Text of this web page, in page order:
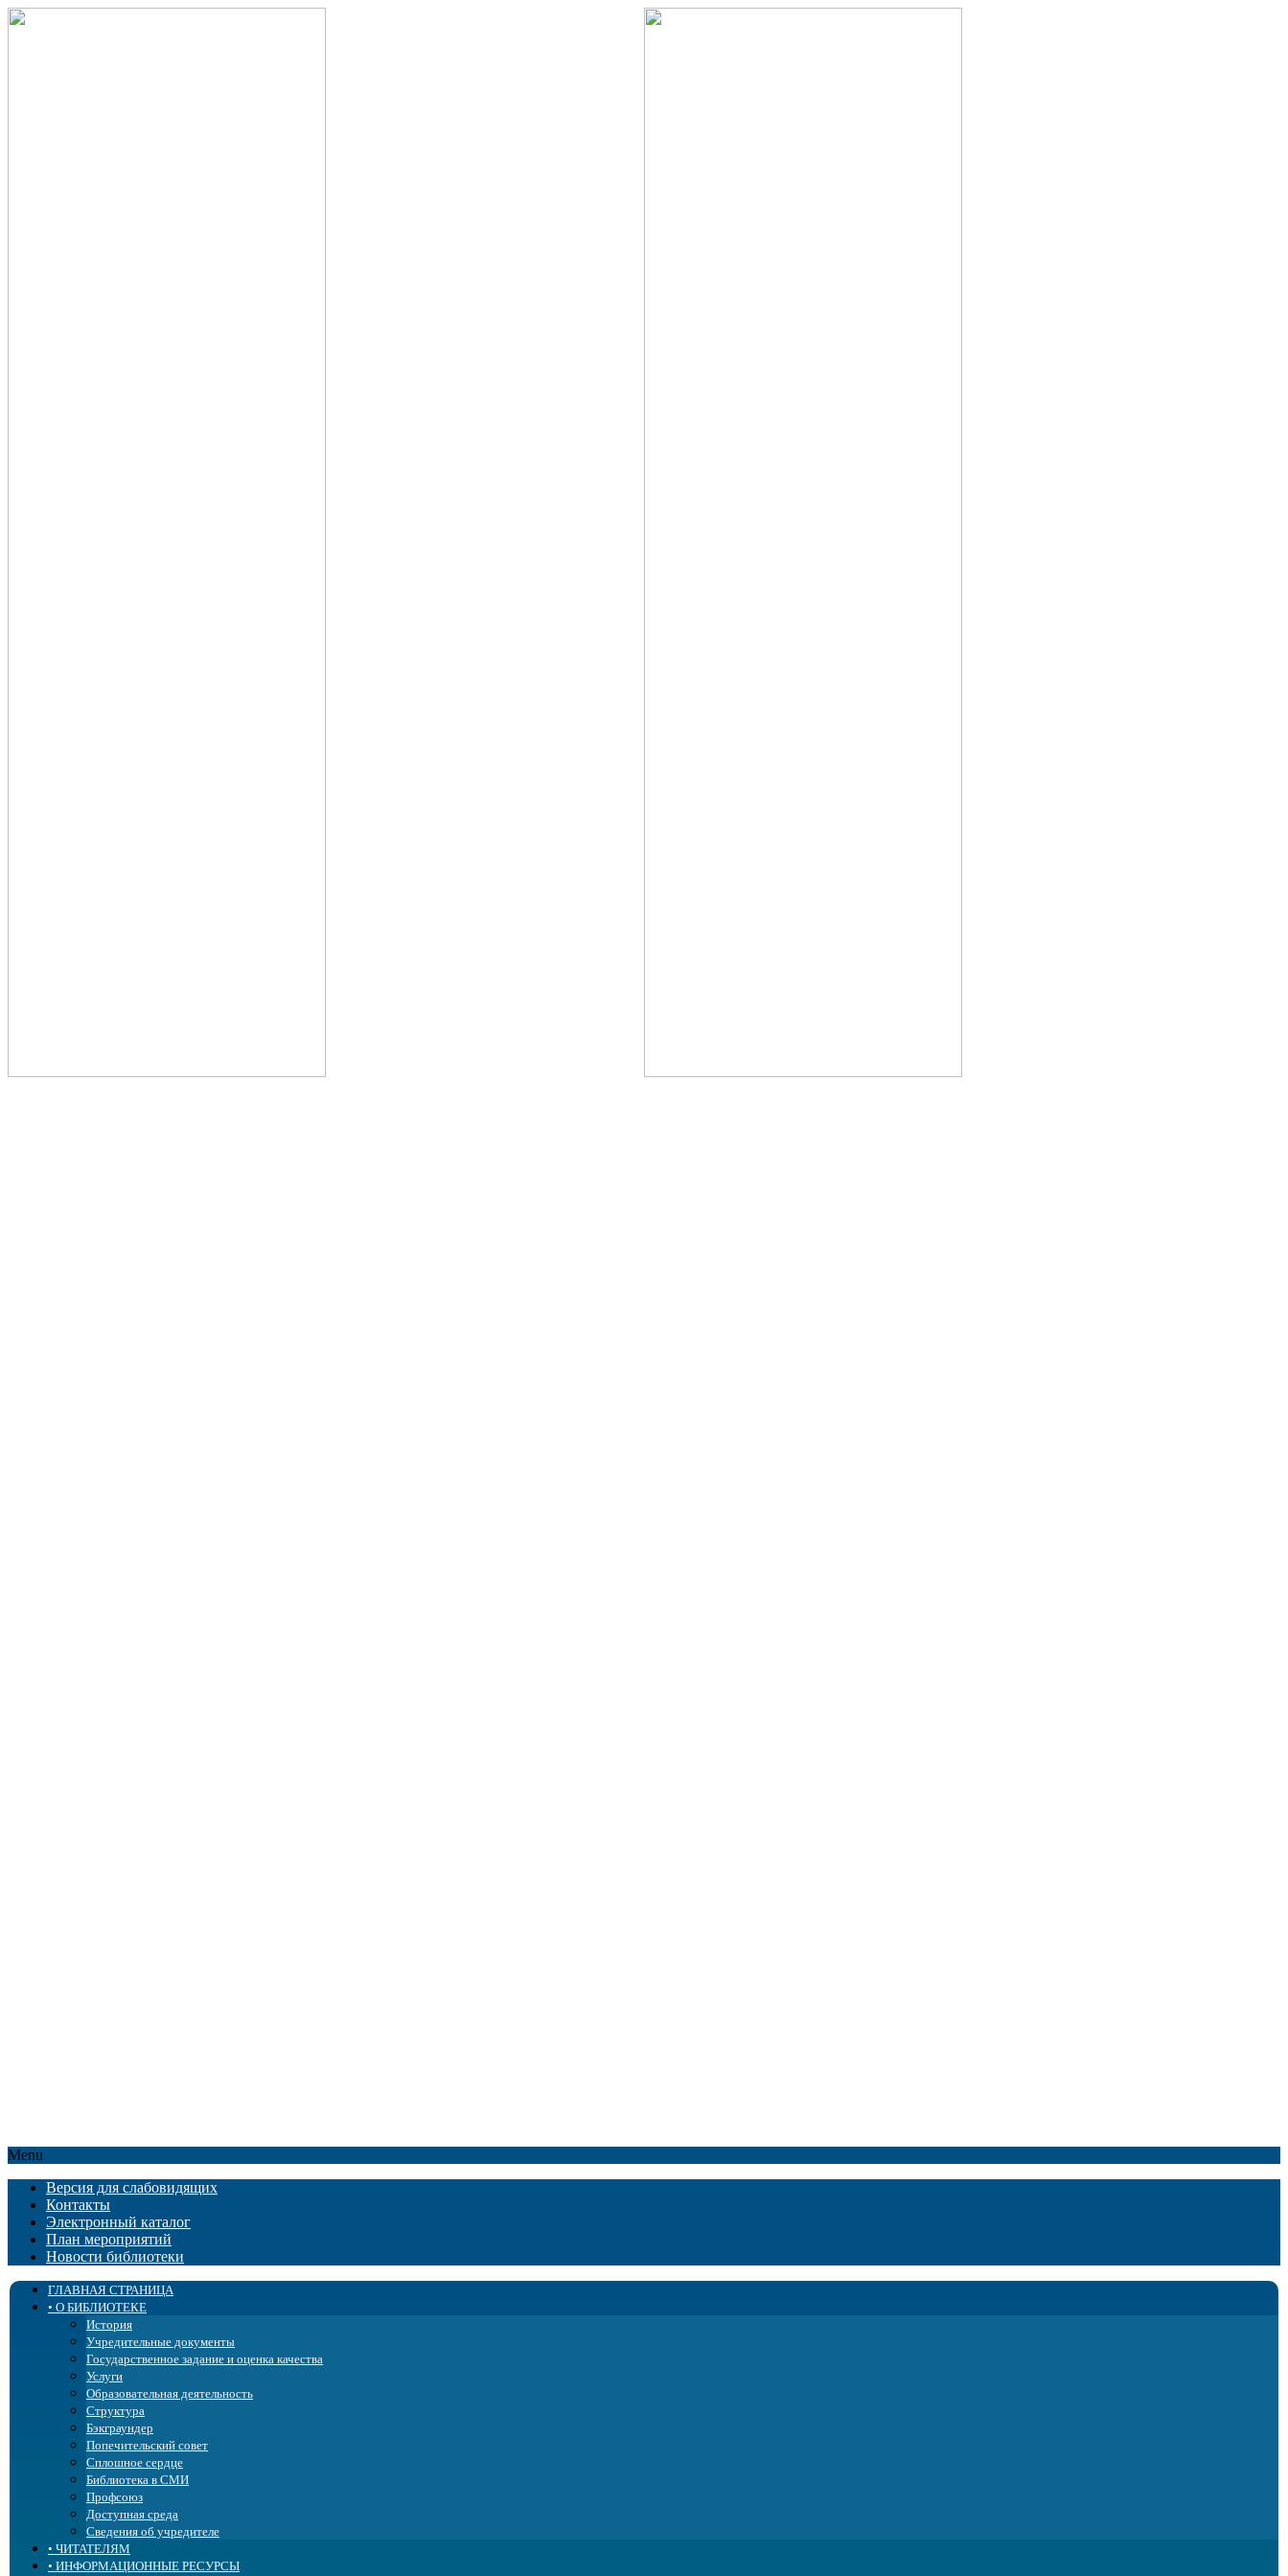
Menu
Версия для слабовидящих
Контакты
Электронный каталог
План мероприятий
Новости библиотеки
ГЛАВНАЯ СТРАНИЦА
• О БИБЛИОТЕКЕ
История
Учредительные документы
Государственное задание и оценка качества
Услуги
Образовательная деятельность
Структура
Бэкграундер
Попечительский совет
Сплошное сердце
Библиотека в СМИ
Профсоюз
Доступная среда
Сведения об учредителе
• ЧИТАТЕЛЯМ
Правила пользования
• ИНФОРМАЦИОННЫЕ РЕСУРСЫ